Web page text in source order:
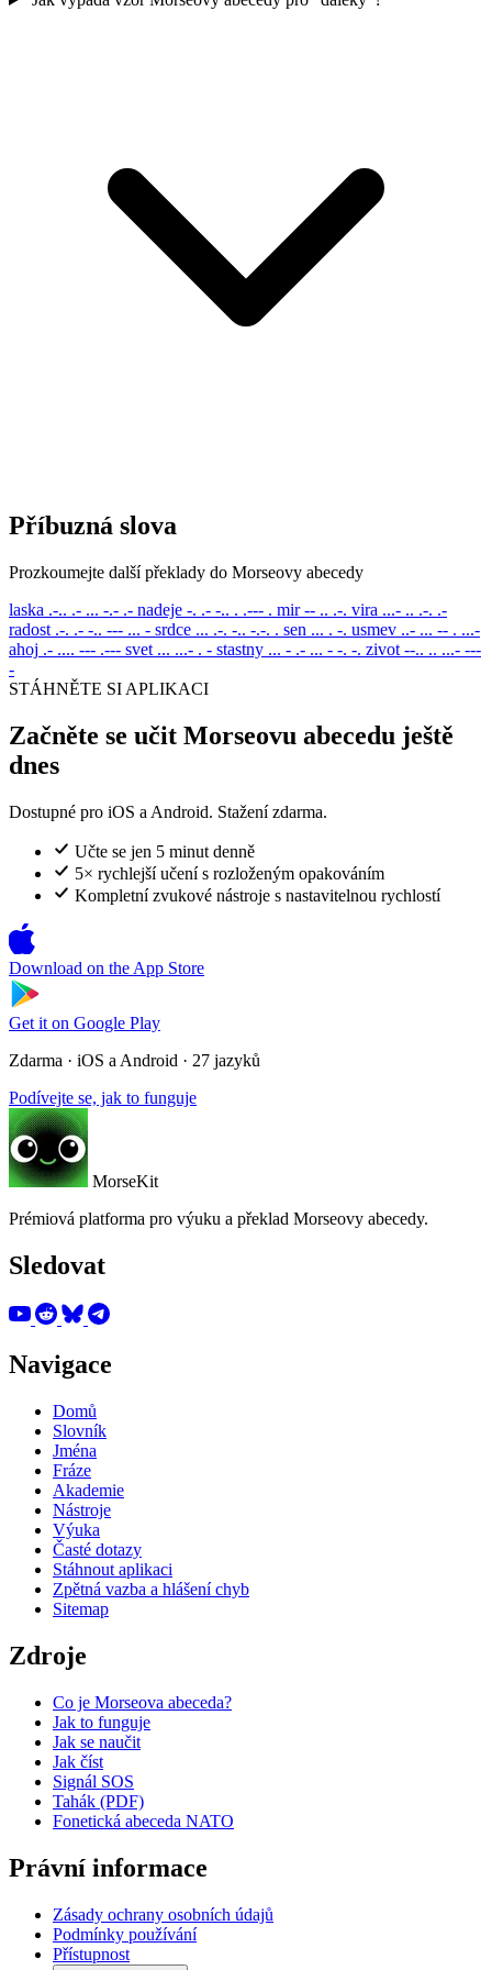
Příbuzná slova
Prozkoumejte další překlady do Morseovy abecedy
laska .-.. .- ... -.- .- nadeje -. .- -.. . .--- . mir -- .. .-. vira ...- .. .-. .-
radost .-. .- -.. --- ... - srdce ... .-. -.. -.-. . sen ... . -. usmev ..- ... -- . ...-
ahoj .- .... --- .--- svet ... ...- . - stastny ... - .- ... - -. -. zivot --.. .. ...- ---
-
STÁHNĚTE SI APLIKACI
Začněte se učit Morseovu abecedu ještě
dnes
Dostupné pro iOS a Android. Stažení zdarma.
Učte se jen 5 minut denně
5× rychlejší učení s rozloženým opakováním
Kompletní zvukové nástroje s nastavitelnou rychlostí
Download on the App Store
Get it on Google Play
Zdarma · iOS a Android · 27 jazyků
Podívejte se, jak to funguje
MorseKit
Prémiová platforma pro výuku a překlad Morseovy abecedy.
Sledovat
Navigace
Domů
Slovník
Jména
Fráze
Akademie
Nástroje
Výuka
Časté dotazy
Stáhnout aplikaci
Zpětná vazba a hlášení chyb
Sitemap
Zdroje
Co je Morseova abeceda?
Jak to funguje
Jak se naučit
Jak číst
Signál SOS
Tahák (PDF)
Fonetická abeceda NATO
Právní informace
Zásady ochrany osobních údajů
Podmínky používání
Přístupnost